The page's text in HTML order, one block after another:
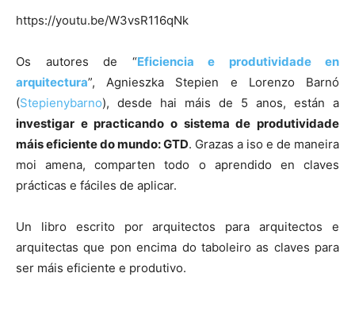
https://youtu.be/W3vsR116qNk
Os autores de “Eficiencia e produtividade en
arquitectura”, Agnieszka Stepien e Lorenzo Barnó
(Stepienybarno), desde hai máis de 5 anos, están a
investigar e practicando o sistema de produtividade
máis eficiente do mundo: GTD. Grazas a iso e de maneira
moi amena, comparten todo o aprendido en claves
prácticas e fáciles de aplicar.
Un libro escrito por arquitectos para arquitectos e
arquitectas que pon encima do taboleiro as claves para
ser máis eficiente e produtivo.